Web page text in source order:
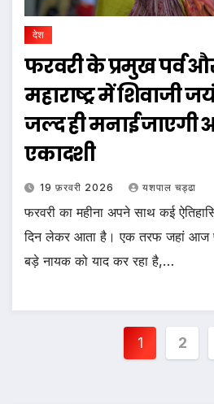
देश
फरवरी के प्रमुख पर्व
महाराष्ट्र में शिवाजी
जल्द ही मनाई
एकादशी
19 फ़रवरी 2026 यशपाल चड्ढा
फरवरी का महीना अपने साथ कई
दिन लेकर आता है। एक तरफ जहां आज
बड़े नायक को याद कर रहा है,…
Posts
1 2